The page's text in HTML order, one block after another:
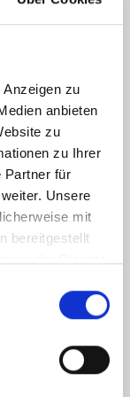
zu
anbieten
zu
zu Ihrer
Partner für
Unsere
mit
bereitgestellt